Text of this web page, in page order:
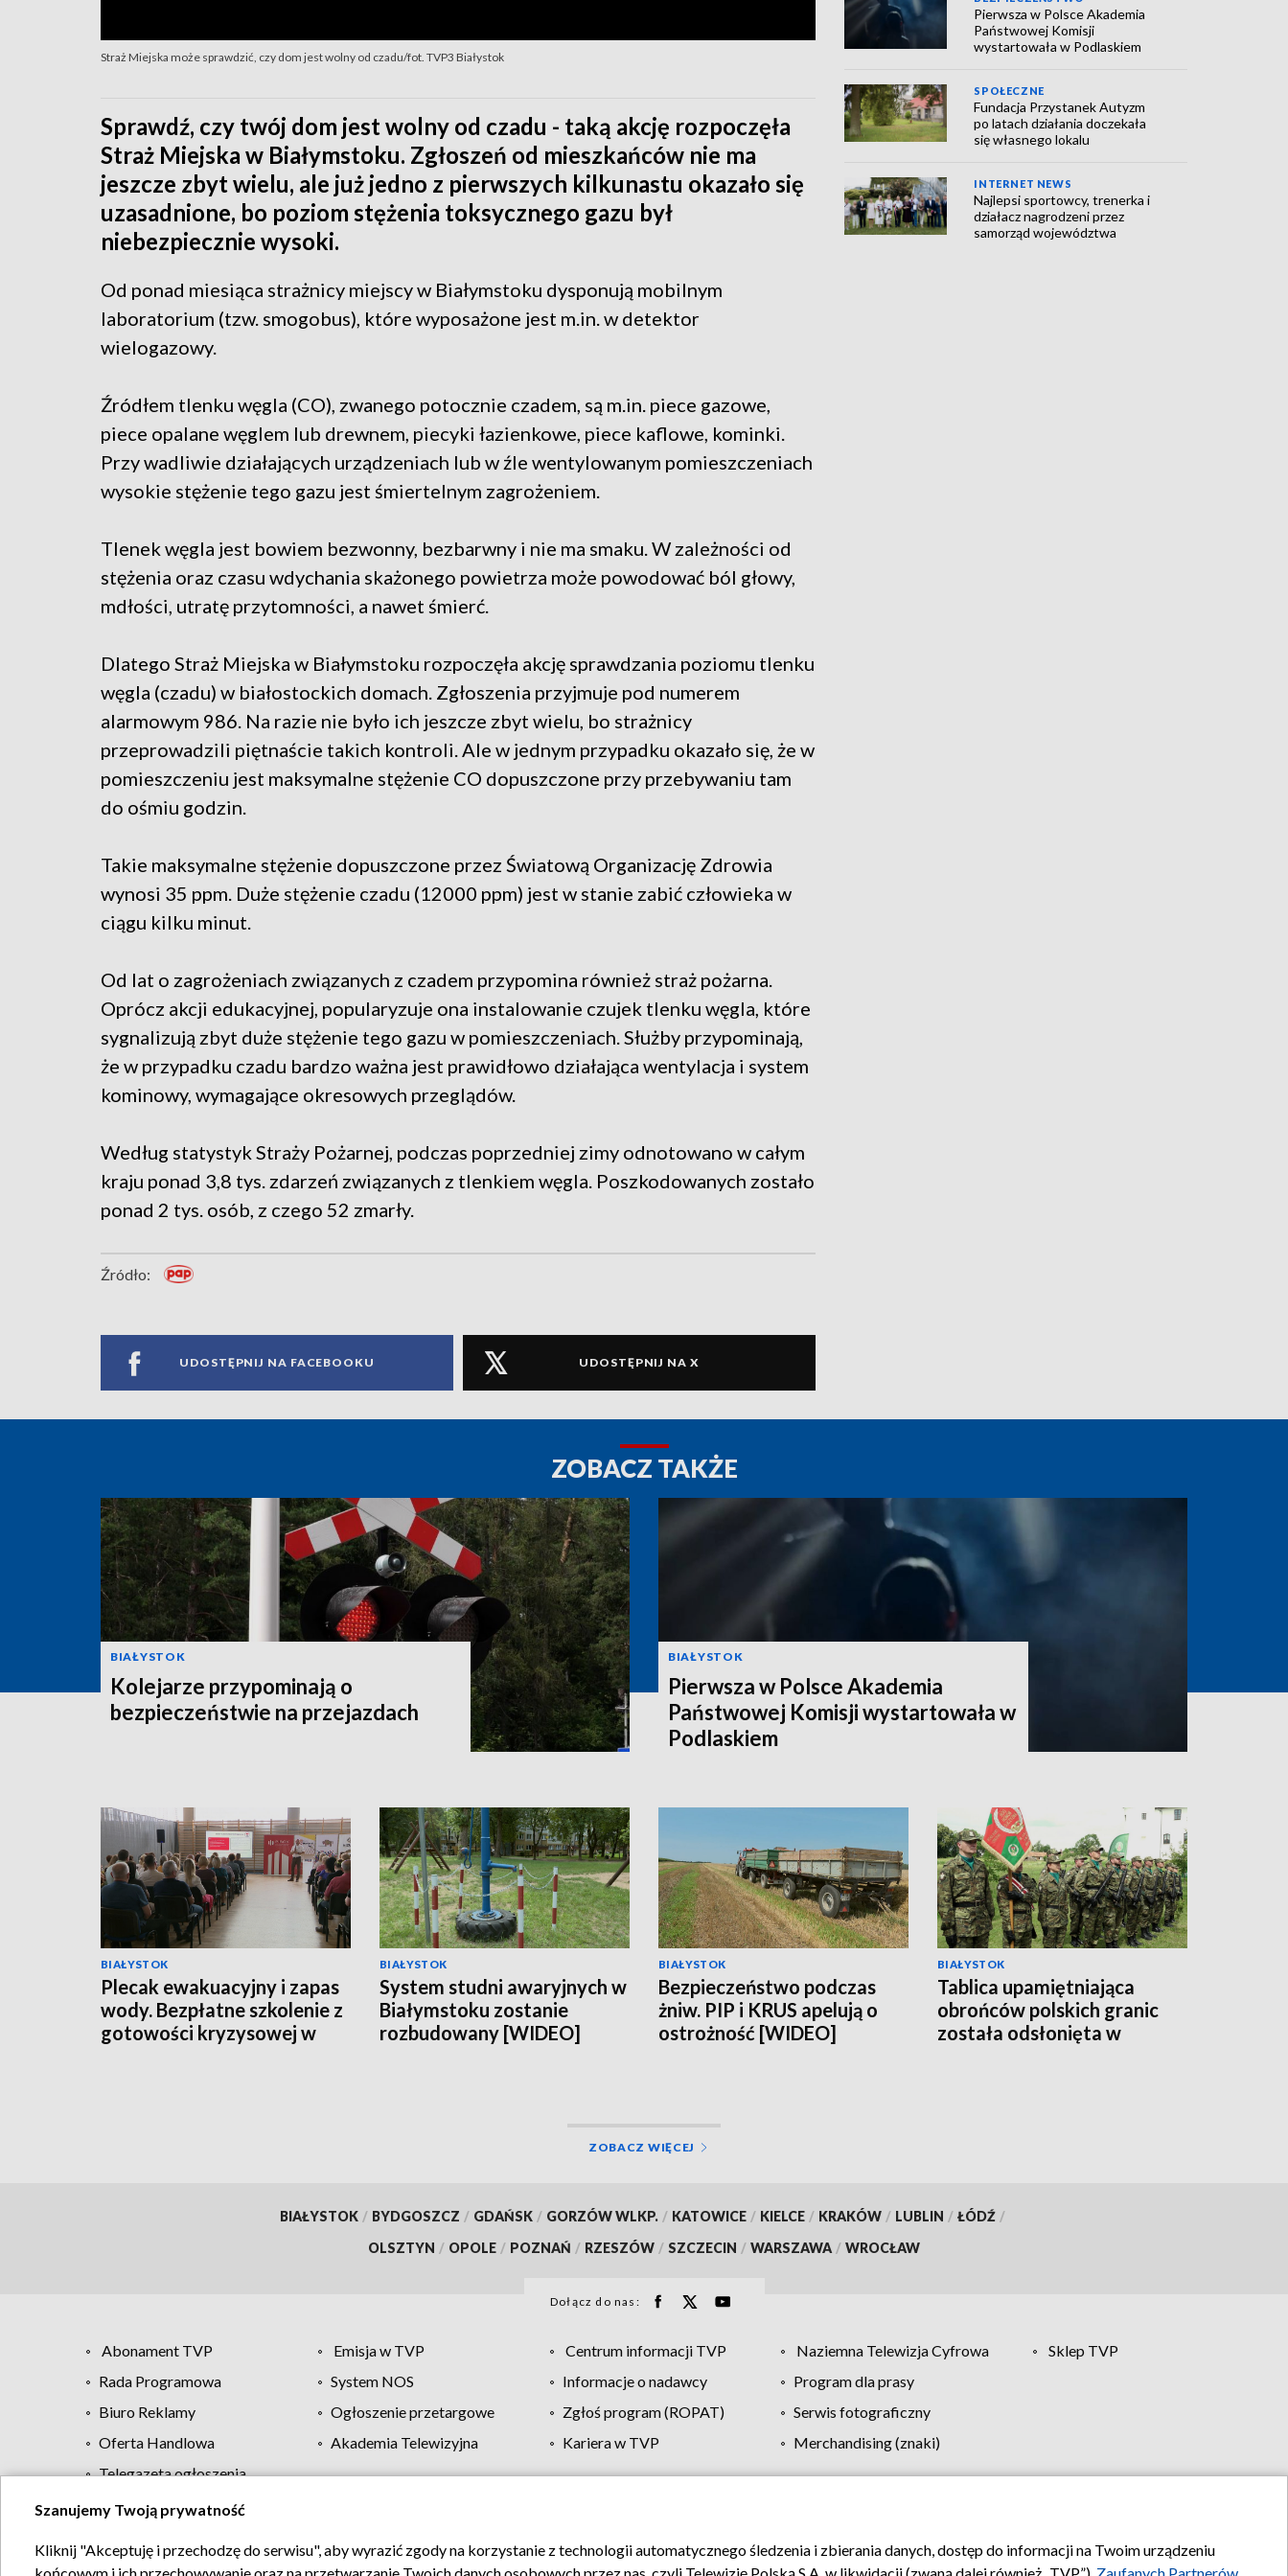
Straż Miejska może sprawdzić, czy dom jest wolny od czadu/fot. TVP3 Białystok
Sprawdź, czy twój dom jest wolny od czadu - taką akcję rozpoczęła
Straż Miejska w Białymstoku. Zgłoszeń od mieszkańców nie ma
jeszcze zbyt wielu, ale już jedno z pierwszych kilkunastu okazało się
uzasadnione, bo poziom stężenia toksycznego gazu był
niebezpiecznie wysoki.
Od ponad miesiąca strażnicy miejscy w Białymstoku dysponują mobilnym
laboratorium (tzw. smogobus), które wyposażone jest m.in. w detektor
wielogazowy.
Źródłem tlenku węgla (CO), zwanego potocznie czadem, są m.in. piece gazowe,
piece opalane węglem lub drewnem, piecyki łazienkowe, piece kaflowe, kominki.
Przy wadliwie działających urządzeniach lub w źle wentylowanym pomieszczeniach
wysokie stężenie tego gazu jest śmiertelnym zagrożeniem.
Tlenek węgla jest bowiem bezwonny, bezbarwny i nie ma smaku. W zależności od
stężenia oraz czasu wdychania skażonego powietrza może powodować ból głowy,
mdłości, utratę przytomności, a nawet śmierć.
Dlatego Straż Miejska w Białymstoku rozpoczęła akcję sprawdzania poziomu tlenku
węgla (czadu) w białostockich domach. Zgłoszenia przyjmuje pod numerem
alarmowym 986. Na razie nie było ich jeszcze zbyt wielu, bo strażnicy
przeprowadzili piętnaście takich kontroli. Ale w jednym przypadku okazało się, że w
pomieszczeniu jest maksymalne stężenie CO dopuszczone przy przebywaniu tam
do ośmiu godzin.
Takie maksymalne stężenie dopuszczone przez Światową Organizację Zdrowia
wynosi 35 ppm. Duże stężenie czadu (12000 ppm) jest w stanie zabić człowieka w
ciągu kilku minut.
Od lat o zagrożeniach związanych z czadem przypomina również straż pożarna.
Oprócz akcji edukacyjnej, popularyzuje ona instalowanie czujek tlenku węgla, które
sygnalizują zbyt duże stężenie tego gazu w pomieszczeniach. Służby przypominają,
że w przypadku czadu bardzo ważna jest prawidłowo działająca wentylacja i system
kominowy, wymagające okresowych przeglądów.
Według statystyk Straży Pożarnej, podczas poprzedniej zimy odnotowano w całym
kraju ponad 3,8 tys. zdarzeń związanych z tlenkiem węgla. Poszkodowanych zostało
ponad 2 tys. osób, z czego 52 zmarły.
Źródło:
UDOSTĘPNIJ NA FACEBOOKU UDOSTĘPNIJ NA X
Pierwsza w Polsce Akademia
Państwowej Komisji
wystartowała w Podlaskiem
SPOŁECZNE
Fundacja Przystanek Autyzm
po latach działania doczekała
się własnego lokalu
INTERNET NEWS
Najlepsi sportowcy, trenerka i
działacz nagrodzeni przez
samorząd województwa
ZOBACZ TAKŻE
BIAŁYSTOK
Kolejarze przypominają o
bezpieczeństwie na przejazdach
BIAŁYSTOK
Pierwsza w Polsce Akademia
Państwowej Komisji wystartowała w
Podlaskiem
BIAŁYSTOK
Plecak ewakuacyjny i zapas
wody. Bezpłatne szkolenie z
gotowości kryzysowej w
BIAŁYSTOK
System studni awaryjnych w
Białymstoku zostanie
rozbudowany [WIDEO]
BIAŁYSTOK
Bezpieczeństwo podczas
żniw. PIP i KRUS apelują o
ostrożność [WIDEO]
BIAŁYSTOK
Tablica upamiętniająca
obrońców polskich granic
została odsłonięta w
ZOBACZ WIĘCEJ
BIAŁYSTOK / BYDGOSZCZ / GDAŃSK / GORZÓW WLKP. / KATOWICE / KIELCE / KRAKÓW / LUBLIN / ŁÓDŹ /
OLSZTYN / OPOLE / POZNAŃ / RZESZÓW / SZCZECIN / WARSZAWA / WROCŁAW
Dołącz do nas:
Abonament TVP Emisja w TVP Centrum informacji TVP Naziemna Telewizja Cyfrowa
Sklep TVP
Rada Programowa
System NOS Informacje o nadawcy
Program dla prasy
Biuro Reklamy
Ogłoszenie przetargowe Zgłoś program (ROPAT)
Serwis fotograficzny
Oferta Handlowa
Akademia Telewizyjna Kariera w TVP
Merchandising (znaki)
Telegazeta ogłoszenia
Regulamin TVP Polityka prywatności Moje zgody Pomoc Biuro reklamy Kontakt
Szanujemy Twoją prywatność
Kliknij "Akceptuję i przechodzę do serwisu", aby wyrazić zgody na korzystanie z technologii automatycznego śledzenia i zbierania danych, dostęp do informacji na Twoim urządzeniu